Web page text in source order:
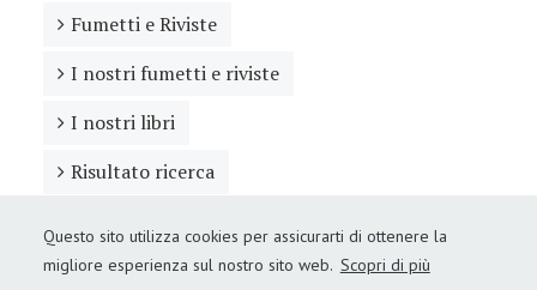
Questo sito utilizza cookies per assicurarti di ottenere la
migliore esperienza sul nostro sito web. Scopri di più
Fumetti e Riviste
I nostri fumetti e riviste
I nostri libri
Risultato ricerca